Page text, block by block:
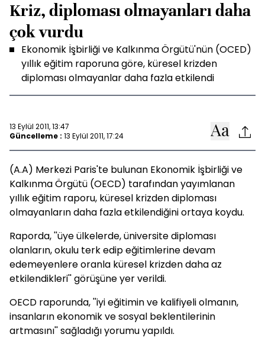
Kriz, diploması olmayanları daha
çok vurdu
Ekonomik İşbirliği ve Kalkınma Örgütü'nün (OCED)
yıllık eğitim raporuna göre, küresel krizden
diploması olmayanlar daha fazla etkilendi
13 Eylül 2011, 13:47
Güncelleme : 13 Eylül 2011, 17:24
(A.A) Merkezi Paris'te bulunan Ekonomik İşbirliği ve
Kalkınma Örgütü (OECD) tarafından yayımlanan
yıllık eğitim raporu, küresel krizden diploması
olmayanların daha fazla etkilendiğini ortaya koydu.
Raporda, ''üye ülkelerde, üniversite diploması
olanların, okulu terk edip eğitimlerine devam
edemeyenlere oranla küresel krizden daha az
etkilendikleri'' görüşüne yer verildi.
OECD raporunda, ''iyi eğitimin ve kalifiyeli olmanın,
insanların ekonomik ve sosyal beklentilerinin
artmasını'' sağladığı yorumu yapıldı.